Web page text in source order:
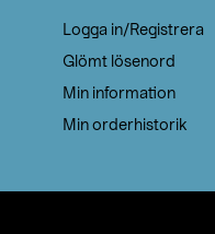
Logga in/Registrera
Glömt lösenord
Min information
Min orderhistorik